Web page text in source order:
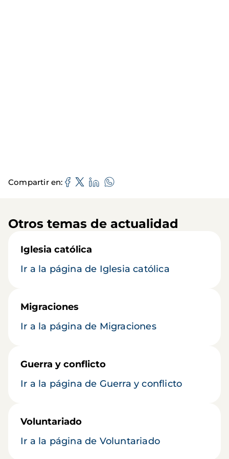
Compartir en
Otros temas de actualidad
Iglesia católica
Ir a la página de Iglesia católica
Migraciones
Ir a la página de Migraciones
Guerra y conflicto
Ir a la página de Guerra y conflicto
Voluntariado
Ir a la página de Voluntariado